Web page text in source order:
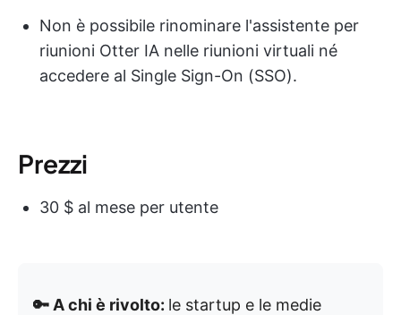
Non è possibile rinominare l'assistente per
riunioni Otter IA nelle riunioni virtuali né
accedere al Single Sign-On (SSO).
Prezzi
30 $ al mese per utente
🔑 A chi è rivolto: le startup e le medie